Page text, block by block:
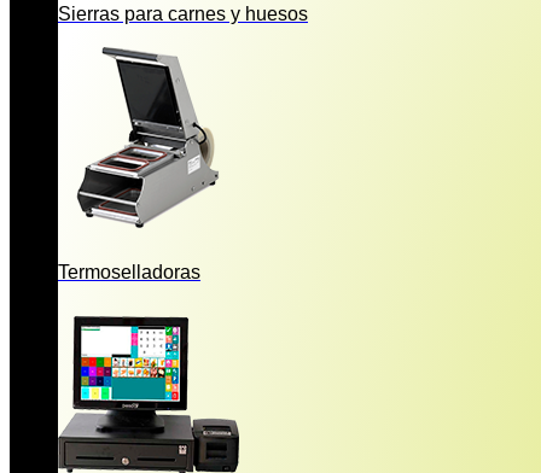
Sierras para carnes y huesos
Termoselladoras